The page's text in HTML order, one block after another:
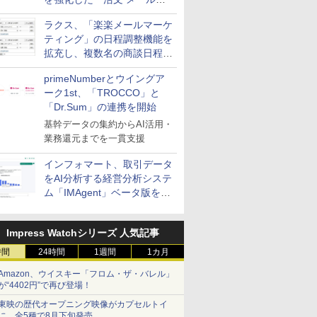
送信防止アドインサービス」
を提供
ラクス、「楽楽メールマーケ
ティング」の日程調整機能を
拡充し、複数名の商談日程調
整を効率化
primeNumberとウイングア
ーク1st、「TROCCO」と
「Dr.Sum」の連携を開始
基幹データの集約からAI活用・
業務還元までを一貫支援
インフォマート、取引データ
をAI分析する経営分析システ
ム「IMAgent」ベータ版を提
Impress Watchシリーズ 人気記事
24時間 1週間 1カ月
、ウイスキー「フロム・ザ・バレル」
“4402円”で再び登場！
映の歴代オープニング映像がカプセルトイ